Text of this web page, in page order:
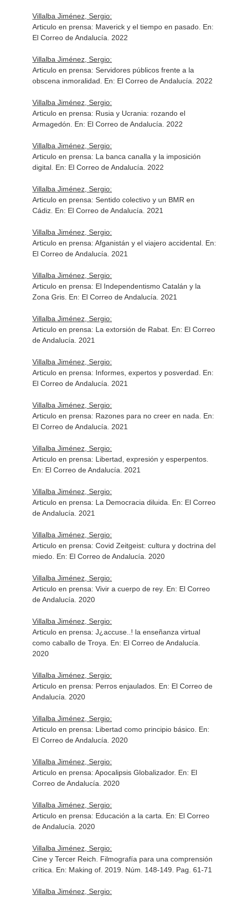
Villalba Jiménez, Sergio:
Articulo en prensa: Maverick y el tiempo en pasado. En:
El Correo de Andalucía . 2022
Villalba Jiménez, Sergio:
Articulo en prensa: Servidores públicos frente a la
obscena inmoralidad. En: El Correo de Andalucía . 2022
Villalba Jiménez, Sergio:
Articulo en prensa: Rusia y Ucrania: rozando el
Armagedón. En: El Correo de Andalucía . 2022
Villalba Jiménez, Sergio:
Articulo en prensa: La banca canalla y la imposición
digital. En: El Correo de Andalucía . 2022
Villalba Jiménez, Sergio:
Articulo en prensa: Sentido colectivo y un BMR en
Cádiz. En: El Correo de Andalucía . 2021
Villalba Jiménez, Sergio:
Articulo en prensa: Afganistán y el viajero accidental. En:
El Correo de Andalucía . 2021
Villalba Jiménez, Sergio:
Articulo en prensa: El Independentismo Catalán y la
Zona Gris. En: El Correo de Andalucía . 2021
Villalba Jiménez, Sergio:
Articulo en prensa: La extorsión de Rabat. En: El Correo
de Andalucía . 2021
Villalba Jiménez, Sergio:
Articulo en prensa: Informes, expertos y posverdad. En:
El Correo de Andalucía . 2021
Villalba Jiménez, Sergio:
Articulo en prensa: Razones para no creer en nada. En:
El Correo de Andalucía . 2021
Villalba Jiménez, Sergio:
Articulo en prensa: Libertad, expresión y esperpentos.
En: El Correo de Andalucía . 2021
Villalba Jiménez, Sergio:
Articulo en prensa: La Democracia diluida. En: El Correo
de Andalucía . 2021
Villalba Jiménez, Sergio:
Articulo en prensa: Covid Zeitgeist: cultura y doctrina del
miedo. En: El Correo de Andalucía . 2020
Villalba Jiménez, Sergio:
Articulo en prensa: Vivir a cuerpo de rey. En: El Correo
de Andalucía . 2020
Villalba Jiménez, Sergio:
Articulo en prensa: J¿accuse..! la enseñanza virtual
como caballo de Troya. En: El Correo de Andalucía
2020
Villalba Jiménez, Sergio:
Articulo en prensa: Perros enjaulados. En: El Correo de
Andalucía . 2020
Villalba Jiménez, Sergio:
Articulo en prensa: Libertad como principio básico. En:
El Correo de Andalucía . 2020
Villalba Jiménez, Sergio:
Articulo en prensa: Apocalipsis Globalizador. En: El
Correo de Andalucía . 2020
Villalba Jiménez, Sergio:
Articulo en prensa: Educación a la carta. En: El Correo
de Andalucía . 2020
Villalba Jiménez, Sergio:
Cine y Tercer Reich. Filmografía para una comprensión
crítica. En: Making of. 2019. Núm. 148-149. Pag. 61-71
Villalba Jiménez, Sergio: